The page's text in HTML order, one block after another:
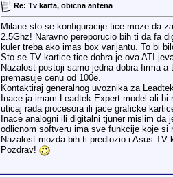
Re: Tv karta, obicna antena
Milane sto se konfiguracije tice moze da
2.5Ghz! Naravno pereporucio bih ti da fa
kuler treba ako imas box varijantu. To bi
Sto se TV kartice tice dobra je ova ATI-
Nazalost postoji samo jedna dobra firma
premasuje cenu od 100e.
Kontaktiraj generalnog uvoznika za
Inace ja imam Leadtek Expert model ali
uticaj rada procesora ili jace graficke
Inace analogni ili digitalni tjuner mislim
odlicnom softveru ima sve funkcije koje si
Nazalost mozda bih ti predlozio i Asus
Pozdrav!